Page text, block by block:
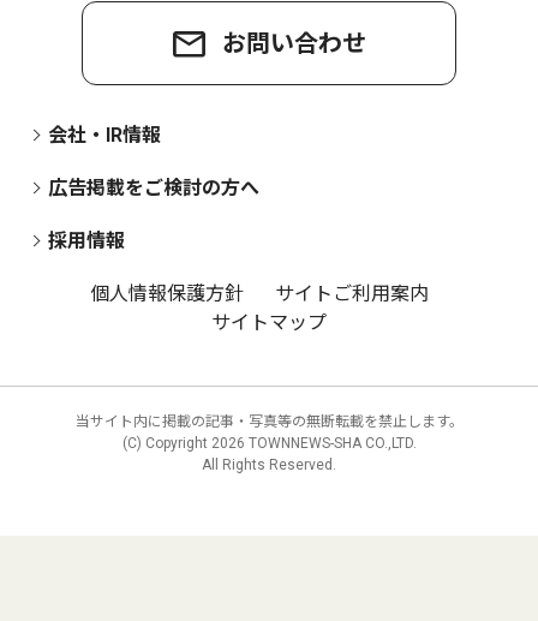
お問い合わせ
会社・IR情報
広告掲載をご検討の方へ
採用情報
個人情報保護方針
サイトご利用案内
サイトマップ
当サイト内に掲載の記事・写真等の無断転載を禁止します。
(C) Copyright 2026 TOWNNEWS-SHA CO.,LTD.
All Rights Reserved.